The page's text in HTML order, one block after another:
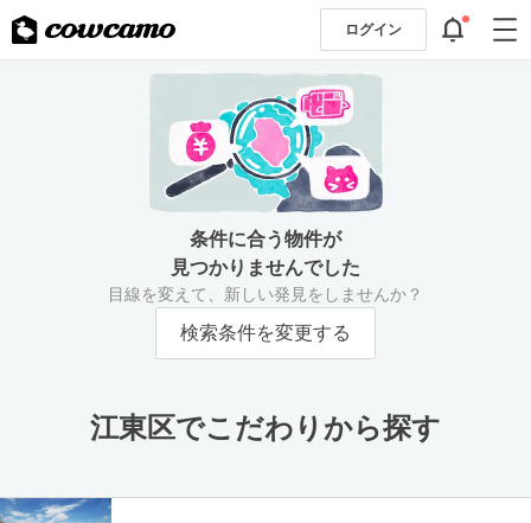
ログイン
条件に合う物件が
見つかりませんでした
目線を変えて、新しい発見をしませんか？
検索条件を変更する
江東区でこだわりから探す